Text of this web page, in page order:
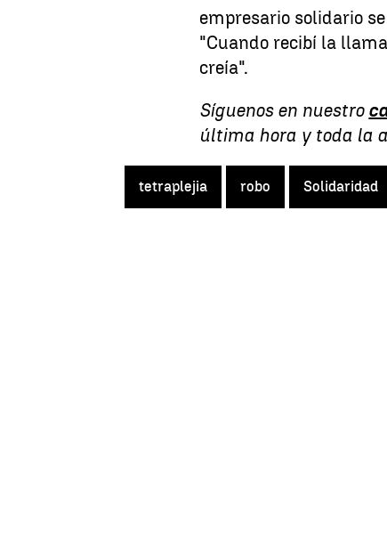
empresario solidario
"Cuando recibí la
creía".
Síguenos en nuestro
última hora y toda la
tetraplejia robo Solidaridad